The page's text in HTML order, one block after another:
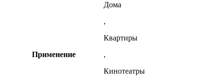
Применение
Дома
,
Квартиры
,
Кинотеатры